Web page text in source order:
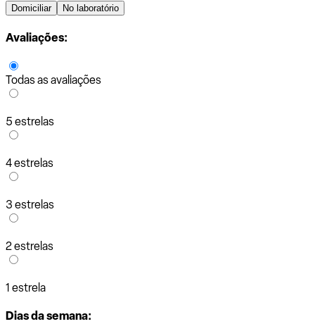
Domiciliar No laboratório
Avaliações:
Todas as avaliações
5 estrelas
4 estrelas
3 estrelas
2 estrelas
1 estrela
Dias da semana: